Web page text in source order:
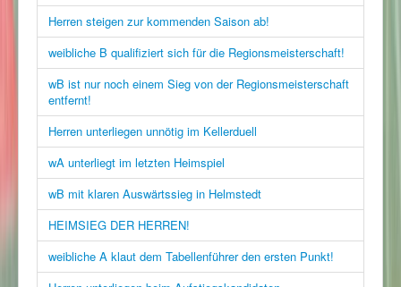
Herren steigen zur kommenden Saison ab!
weibliche B qualifiziert sich für die Regionsmeisterschaft!
wB ist nur noch einem Sieg von der Regionsmeisterschaft
entfernt!
Herren unterliegen unnötig im Kellerduell
wA unterliegt im letzten Heimspiel
wB mit klaren Auswärtssieg in Helmstedt
HEIMSIEG DER HERREN!
weibliche A klaut dem Tabellenführer den ersten Punkt!